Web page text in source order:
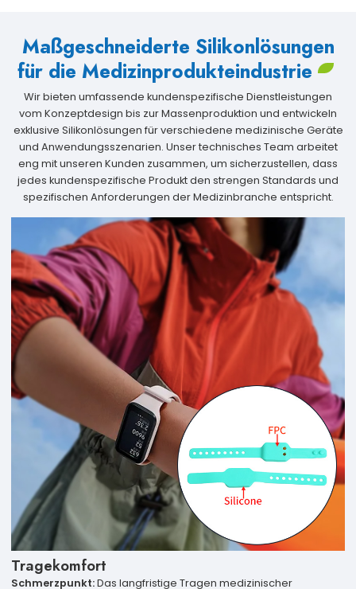
Maßgeschneiderte Silikonlösungen
für die Medizinprodukteindustrie
Wir bieten umfassende kundenspezifische Dienstleistungen
vom Konzeptdesign bis zur Massenproduktion und entwickeln
exklusive Silikonlösungen für verschiedene medizinische Geräte
und Anwendungsszenarien. Unser technisches Team arbeitet
eng mit unseren Kunden zusammen, um sicherzustellen, dass
jedes kundenspezifische Produkt den strengen Standards und
spezifischen Anforderungen der Medizinbranche entspricht.
Tragekomfort
Schmerzpunkt:Das langfristige Tragen medizinischer